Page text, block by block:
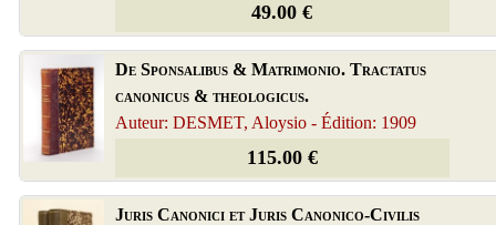
49.00 €
De Sponsalibus & Matrimonio. Tractatus
canonicus & theologicus.
Auteur: DESMET, Aloysio - Édition: 1909
115.00 €
Juris Canonici et Juris Canonico-Civilis